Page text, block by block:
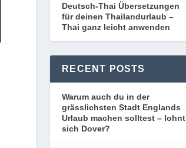
Deutsch-Thai Übersetzungen
für deinen Thailandurlaub –
Thai ganz leicht anwenden
RECENT POSTS
Warum auch du in der
grässlichsten Stadt Englands
Urlaub machen solltest – lohnt
sich Dover?